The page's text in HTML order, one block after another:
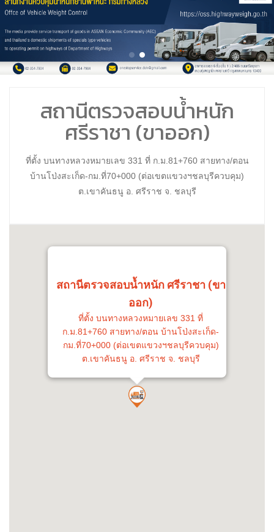
สถานีตรวจสอบน้ำหนัก
ศรีราชา (ขาออก)
ที่ตั้ง บนทางหลวงหมายเลข 331 ที่ ก.ม.81+760 สายทาง/ตอน
บ้านโป่งสะเก็ด-กม.ที่70+000 (ต่อเขตแขวงฯชลบุรีควบคุม)
ต.เขาคันธนู อ. ศรีราช จ. ชลบุรี
สถานีตรวจสอบน้ำหนัก ศรีราชา (ขา
ออก)
ที่ตั้ง บนทางหลวงหมายเลข 331 ที่
ก.ม.81+760 สายทาง/ตอน บ้านโป่งสะเก็ด-
กม.ที่70+000 (ต่อเขตแขวงฯชลบุรีควบคุม)
ต.เขาคันธนู อ. ศรีราช จ. ชลบุรี